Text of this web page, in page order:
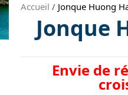
Accueil / Jonque Huong
Jonque
Envie de